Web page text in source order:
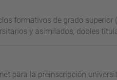
formativos de grado
y asimilados, dobles
para la preinscripción